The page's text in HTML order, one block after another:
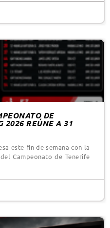
DE
2026 REÚNE A 31
este fin de semana con la
Campeonato de Tenerife